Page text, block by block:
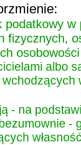
podatkowy
fizycznych,
albo
- na
-